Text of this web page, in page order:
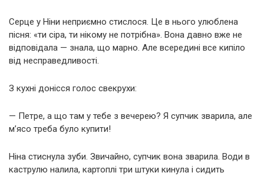
Серце у Ніни неприємно стислося. Це в нього улюблена
пісня: «ти сіра, ти нікому не потрібна». Вона давно вже не
відповідала — знала, що марно. Але всередині все кипіло
від несправедливості.
З кухні донісся голос свекрухи:
— Петре, а що там у тебе з вечерею? Я супчик зварила, але
м’ясо треба було купити!
Ніна стиснула зуби. Звичайно, супчик вона зварила. Води в
каструлю налила, картоплі три штуки кинула і сидить